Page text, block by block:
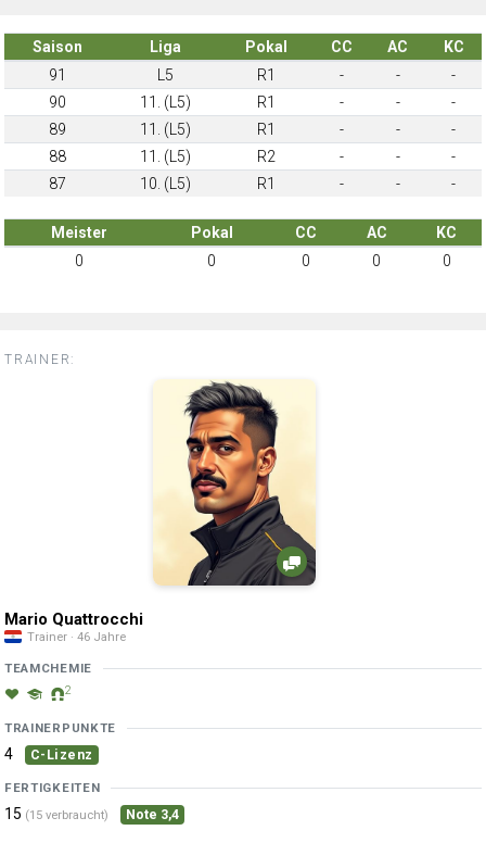
Saison Liga Pokal CC AC
KC
91
L5 R1 - -
-
90
11. (L5) R1 - -
-
89
11. (L5) R1 - -
-
88
11. (L5) R2 - -
-
87
10. (L5) R1 - - -
Meister Pokal CC AC
KC
0
0 0 0 0
TRAINER:
Mario Quattrocchi
Trainer · 46 Jahre
TEAMCHEMIE
2
TRAINERPUNKTE
4 C-Lizenz
FERTIGKEITEN
15 (15 verbraucht) Note 3,4